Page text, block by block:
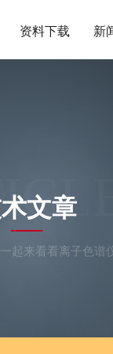
资料下载 新
文章
一起来看看离子色谱